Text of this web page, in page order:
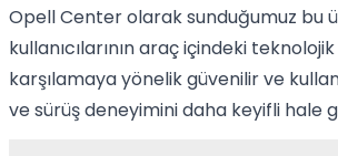
Opell Center olarak sunduğumuz bu
kullanıcılarının araç içindeki
karşılamaya yönelik güvenilir ve
ve sürüş deneyimini daha keyifli hale